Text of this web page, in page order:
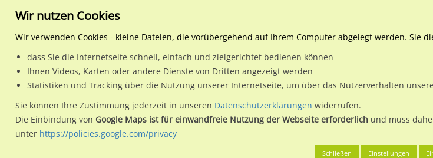
Planen & Buchen Plakatwerbung
Wähle den Werbestandort:
Waiblingen, Stadt Winnender Str.
Wir nutzen Cookies
Wir verwenden Cookies - kleine Dateien, die vorübergehend auf Ihrem Computer abgelegt werden. Sie
dass Sie die Internetseite schnell, einfach und zielgerichtet bedienen können
Ihnen Videos, Karten oder andere Dienste von Dritten angezeigt werden
Statistiken und Tracking über die Nutzung unserer Internetseite, um über das Nutzerverhalten
Sie können Ihre Zustimmung jederzeit in unseren Datenschutzerklärungen widerrufen.
Die Einbindung von Google Maps ist für einwandfreie Nutzung der Webseite erforderlich und muss
unter https://policies.google.com/privacy
Schließen Einstellungen